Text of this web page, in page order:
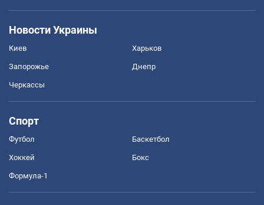
Новости Украины
Киев Харьков
Запорожье Днепр
Черкассы
Спорт
Футбол Баскетбол
Хоккей Бокс
Формула-1